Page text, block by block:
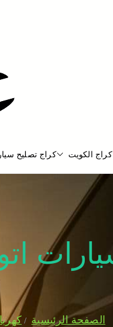
كراج الكويت كراج تصليح
الصفحة الرئيسية